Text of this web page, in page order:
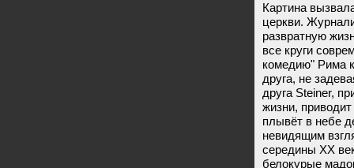
Картина
церкви.
развратную
все круги
комедию" Рима
друга, не
друга Steiner,
жизни,
плывёт в небе
невидящим
середины ХХ
белокурые